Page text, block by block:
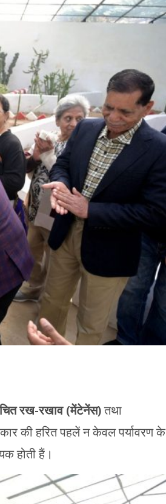
रख-रखाव (मेंटेनेंस)तथा
की हरित पहलें न केवल पर्यावरण के
होती हैं।